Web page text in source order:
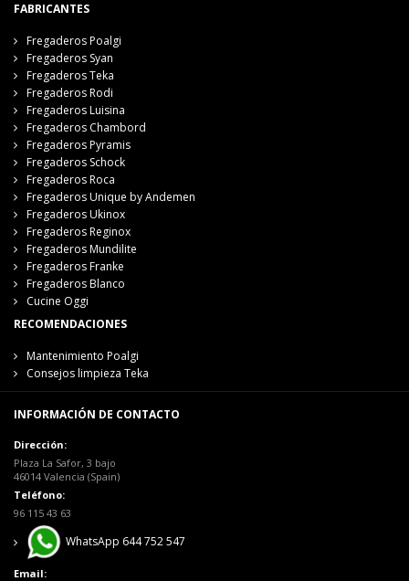
FABRICANTES
Fregaderos Poalgi
Fregaderos Syan
Fregaderos Teka
Fregaderos Rodi
Fregaderos Luisina
Fregaderos Chambord
Fregaderos Pyramis
Fregaderos Schock
Fregaderos Roca
Fregaderos Unique by Andemen
Fregaderos Ukinox
Fregaderos Reginox
Fregaderos Mundilite
Fregaderos Franke
Fregaderos Blanco
Cucine Oggi
RECOMENDACIONES
Mantenimiento Poalgi
Consejos limpieza Teka
INFORMACIÓN DE CONTACTO
Dirección:
Plaza La Safor, 3 bajo
46014 Valencia (Spain)
Teléfono:
96 115 43 63
WhatsApp 644 752 547
Email: